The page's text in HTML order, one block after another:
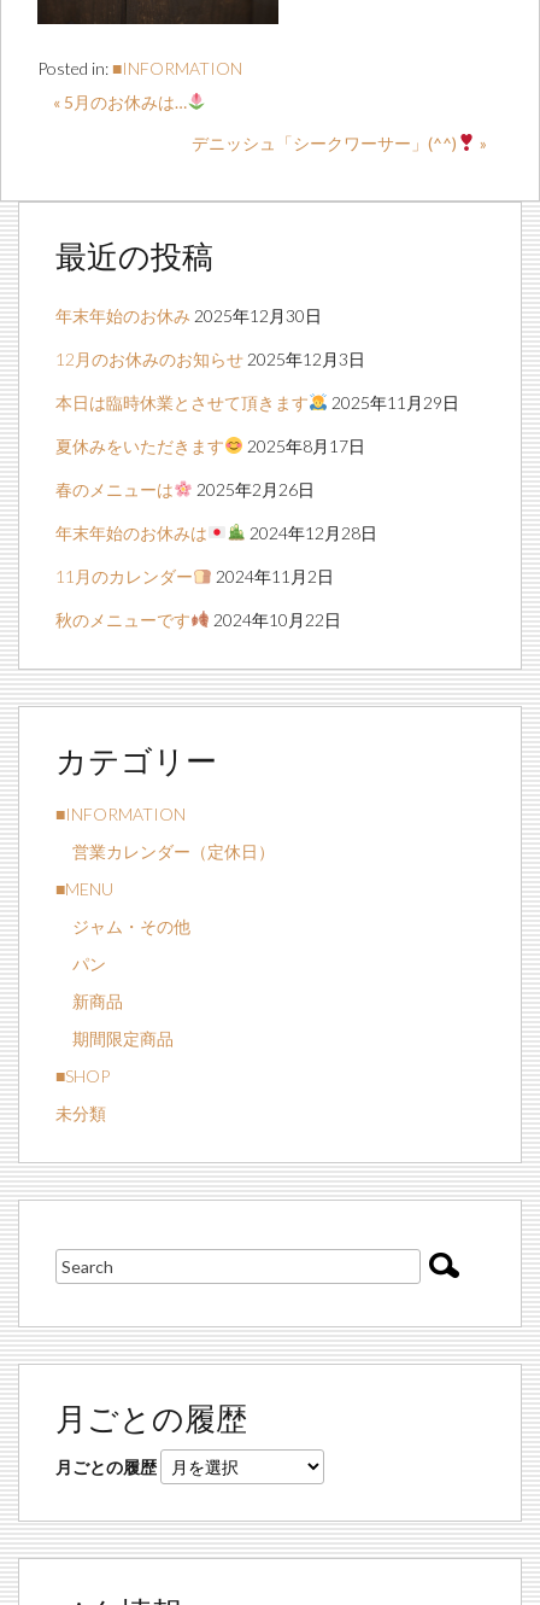
Posted in:■INFORMATION
« 5月のお休みは…
デニッシュ「シークワーサー」(^^)
»
最近の投稿
年末年始のお休み 2025年12月30日
12月のお休みのお知らせ 2025年12月3日
本日は臨時休業とさせて頂きます 2025年11月29日
夏休みをいただきます 2025年8月17日
春のメニューは 2025年2月26日
年末年始のお休みは 2024年12月28日
11月のカレンダー 2024年11月2日
秋のメニューです 2024年10月22日
カテゴリー
■INFORMATION
営業カレンダー（定休日）
■MENU
ジャム・その他
パン
新商品
期間限定商品
■SHOP
未分類
月ごとの履歴
月ごとの履歴